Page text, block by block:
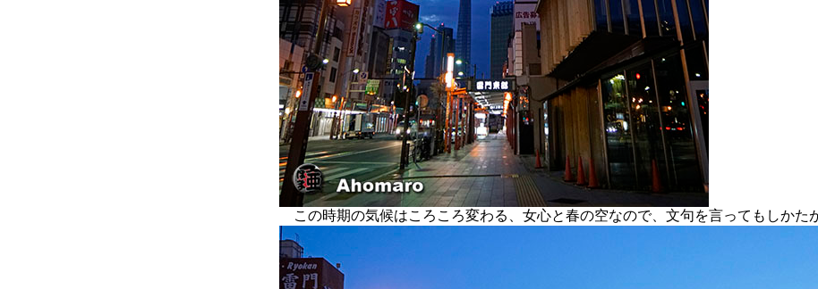
この時期の気候はころころ変わる、女心と春の空なので、文句を言ってもしかた